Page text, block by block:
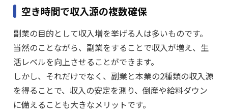
空き時間で収入源の複数確保
副業の目的として収入増を挙げる人は多いものです。
当然のことながら、副業をすることで収入が増え、生
活レベルを向上させることができます。
しかし、それだけでなく、副業と本業の2種類の収入源
を得ることで、収入の安定を測り、倒産や給料ダウン
に備えることも大きなメリットです。